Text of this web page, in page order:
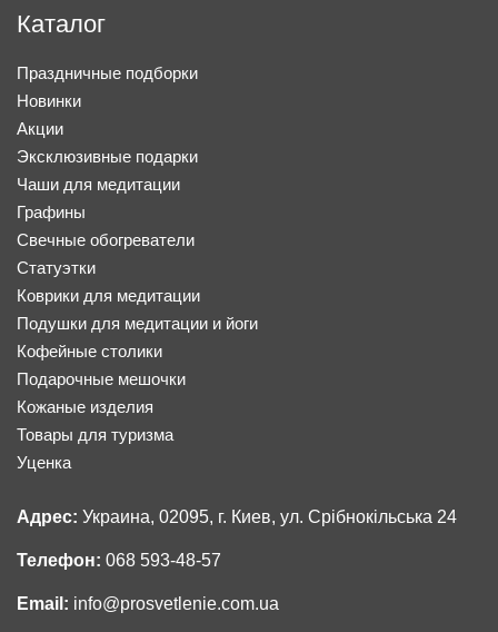
Каталог
Праздничные подборки
Новинки
Акции
Эксклюзивные подарки
Чаши для медитации
Графины
Свечные обогреватели
Статуэтки
Коврики для медитации
Подушки для медитации и йоги
Кофейные столики
Подарочные мешочки
Кожаные изделия
Товары для туризма
Уценка
Адрес: Украина, 02095, г. Киев, ул. Срібнокільська 24
Телефон: 068 593-48-57
Email: info@prosvetlenie.com.ua